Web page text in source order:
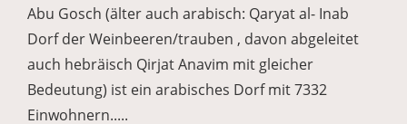
Abu Gosch (älter auch arabisch: Qaryat al- Inab
Dorf der Weinbeeren/trauben , davon abgeleitet
auch hebräisch Qirjat Anavim mit gleicher
Bedeutung) ist ein arabisches Dorf mit 7332
Einwohnern.....